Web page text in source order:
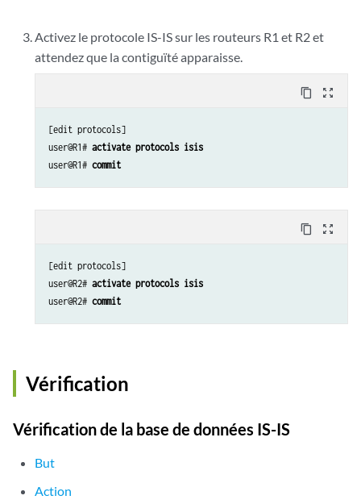
Activez le protocole IS-IS sur les routeurs R1 et R2 et
attendez que la contiguïté apparaisse.
content_copy zoom_out_map
[edit protocols]
user@R1# activate protocols isis
user@R1# commit
content_copy zoom_out_map
[edit protocols]
user@R2# activate protocols isis
user@R2# commit
Vérification
Vérification de la base de données IS-IS
But
Action